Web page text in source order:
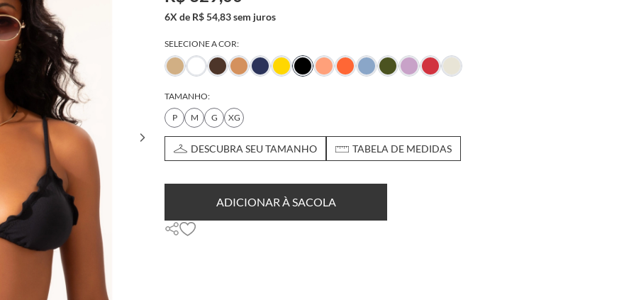
6X de R$ 54,83 sem juros
SELECIONE A COR:
TAMANHO:
P
M G XG
DESCUBRA SEU TAMANHO TABELA DE MEDIDAS
ADICIONAR À SACOLA